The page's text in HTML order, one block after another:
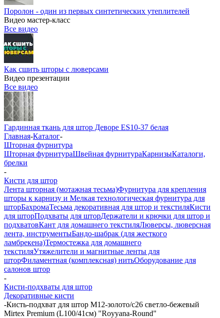
Поролон - один из первых синтетических утеплителей
Видео мастер-класс
Все видео
Как сшить шторы с люверсами
Видео презентации
Все видео
Гардинная ткань для штор Деворе ES10-37 белая
Главная-Каталог-
Шторная фурнитура
Шторная фурнитураШвейная фурнитураКарнизыКаталоги,
брелки
-
Кисти для штор
Лента шторная (мотажная тесьма)Фурнитура для крепления
шторы к карнизу и Мелкая технологическая фурнитура для
шторБахромаТесьма декоративная для штор и текстиляКисти
для шторПодхваты для шторДержатели и крючки для штор и
подхватовКант для домашнего текстиляЛюверсы, люверсная
лента, инструментыБандо-шабрак (для жесткого
ламбрекена)Термостежка для домашнего
текстиляУтяжелители и магнитные ленты для
шторФиламентная (комплексная) нитьОборудование для
салонов штор
-
Кисти-подхваты для штор
Декоративные кисти
-Кисть-подхват для штор M12-золото/c26 светло-бежевый
Mirtex Premium (L100/41см) "Royyana-Round"